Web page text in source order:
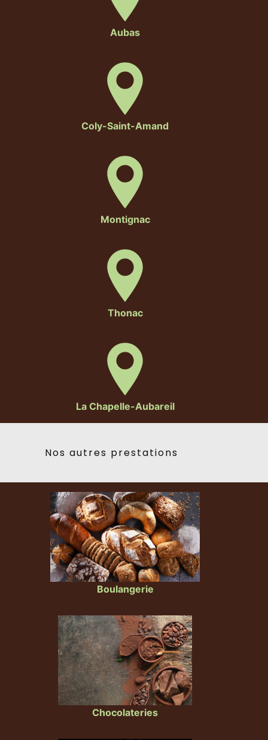
Aubas
Coly-Saint-Amand
Montignac
Thonac
La Chapelle-Aubareil
Nos autres prestations
Boulangerie
Chocolateries